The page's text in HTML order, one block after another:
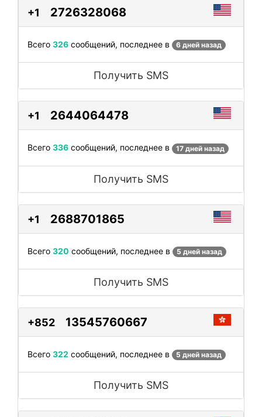
+1 2726328068
Всего 326 сообщений, последнее в 6 дней назад
Получить SMS
+1 2644064478
Всего 336 сообщений, последнее в 17 дней назад
Получить SMS
+1 2688701865
Всего 320 сообщений, последнее в 5 дней назад
Получить SMS
+852 13545760667
Всего 322 сообщений, последнее в 5 дней назад
Получить SMS